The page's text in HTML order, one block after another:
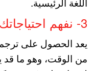
3- نفهم احتياجاتك:
يعد الحصول على
من الوقت، وهو ما قد